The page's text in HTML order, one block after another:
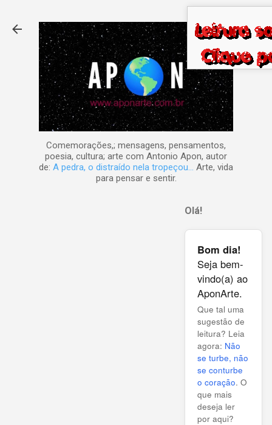
Comemorações,; mensagens, pensamentos,
poesia, cultura; arte com Antonio Apon, autor
de: A pedra, o distraído nela tropeçou... Arte, vida
para pensar e sentir.
Olá!
Bom dia!
Seja bem-
vindo(a) ao
AponArte.
Que tal uma
sugestão de
leitura? Leia
agora: Não
se turbe, não
se conturbe
o coração. O
que mais
deseja ler
por aqui?